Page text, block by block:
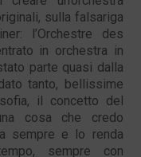
sulla falsariga
l’Orchestre des
in orchestra in
parte quasi dalla
tanto, bellissime
il concetto del
cosa che credo
sempre e lo renda
sempre con